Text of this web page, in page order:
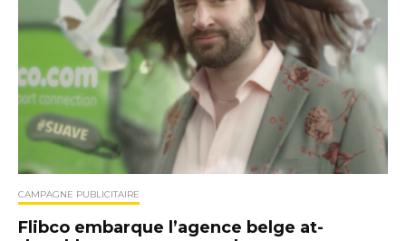
CAMPAGNE PUBLICITAIRE
Flibco embarque l’agence belge at-